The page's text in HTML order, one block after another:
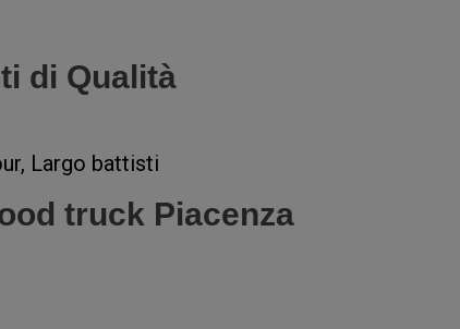
di Qualità
Largo battisti
truck Piacenza